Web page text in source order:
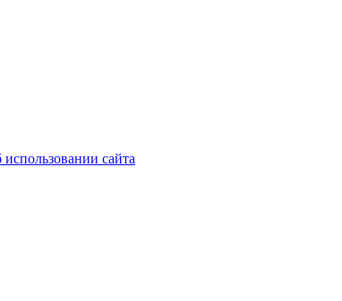
сайта